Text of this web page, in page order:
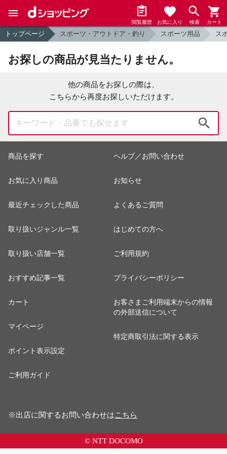
閲覧履歴 お気に入り 検索 カート
トップページ スポーツ・アウトドア・釣り スポーツ用品 ス
お探しの商品が見当たりません。
他の商品をお探しの際は、
こちらから再度お探しいただけます。
商品を探す
お気に入り商品
最近チェックした商品
取り扱いジャンル一覧
取り扱い店舗一覧
おすすめ記事一覧
カート
マイページ
ポイント表示設定
ご利用ガイド
ヘルプ／お問い合わせ
お知らせ
よくあるご質問
はじめての方へ
ご利用規約
プライバシーポリシー
お客さまご利用端末からの情報
の外部送信について
特定商取引法に関する表示
※出店に関するお問い合わせはこちら
© NTT DOCOMO